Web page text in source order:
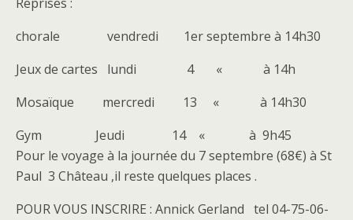
chorale vendredi 1er septembre à 14h30
Jeux de cartes lundi 4 « à 14h
Mosaïque mercredi 13 « à 14h30
Gym Jeudi 14 « à 9h45
Pour le voyage à la journée du 7 septembre (68€) à St
Paul 3 Château ,il reste quelques places .
POUR VOUS INSCRIRE : Annick Gerland tel 04-75-06-